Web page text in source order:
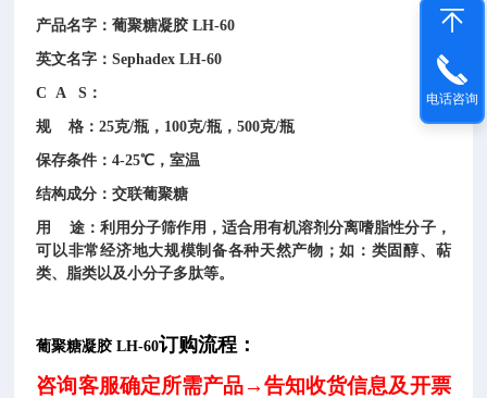
产品名字：葡聚糖凝胶 LH-60
英文名字：Sephadex LH-60
C A S：
规 格：25克/瓶，100克/瓶，500克/瓶
保存条件：4-25℃，室温
结构成分：交联葡聚糖
用 途：利用分子筛作用，适合用有机溶剂分离嗜脂性分子，
可以非常经济地大规模制备各种天然产物；如：类固醇、萜
类、脂类以及小分子多肽等。
葡聚糖凝胶 LH-60订购流程：
咨询客服确定所需产品→告知收货信息及开票
电话咨询